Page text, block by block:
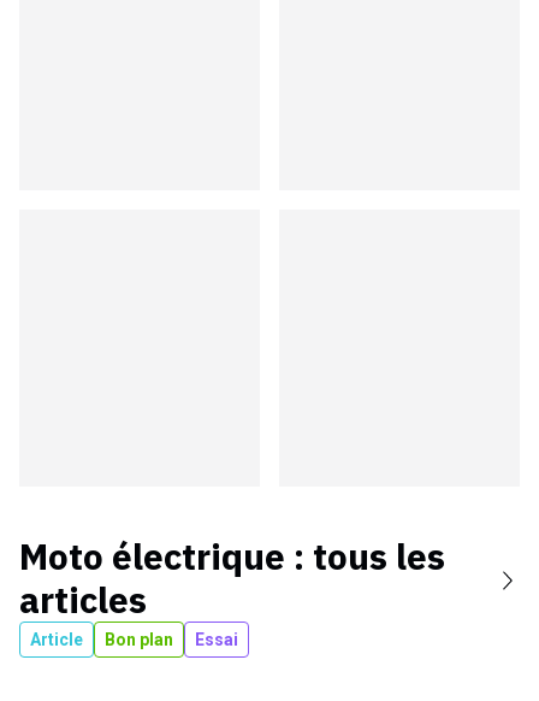
Moto électrique : tous les
articles
Article Bon plan Essai